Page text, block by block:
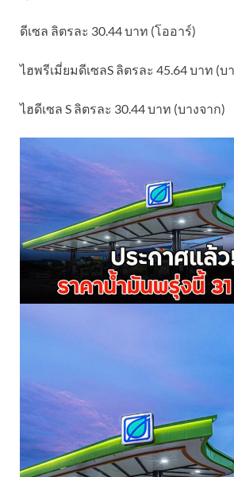
ดีเซล ลิตรละ 30.44 บาท (โออาร์)
ไฮพรีเมี่ยมดีเซลS ลิตรละ 45.64 บาท (บ
ไฮดีเซล S ลิตรละ 30.44 บาท (บางจาก)